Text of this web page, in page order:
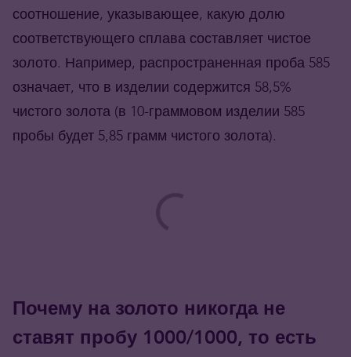
соотношение, указывающее, какую долю
соответствующего сплава составляет чистое
золото. Например, распространенная проба 585
означает, что в изделии содержится 58,5%
чистого золота (в 10-граммовом изделии 585
пробы будет 5,85 грамм чистого золота).
Почему на золото никогда не
ставят пробу 1000/1000, то есть